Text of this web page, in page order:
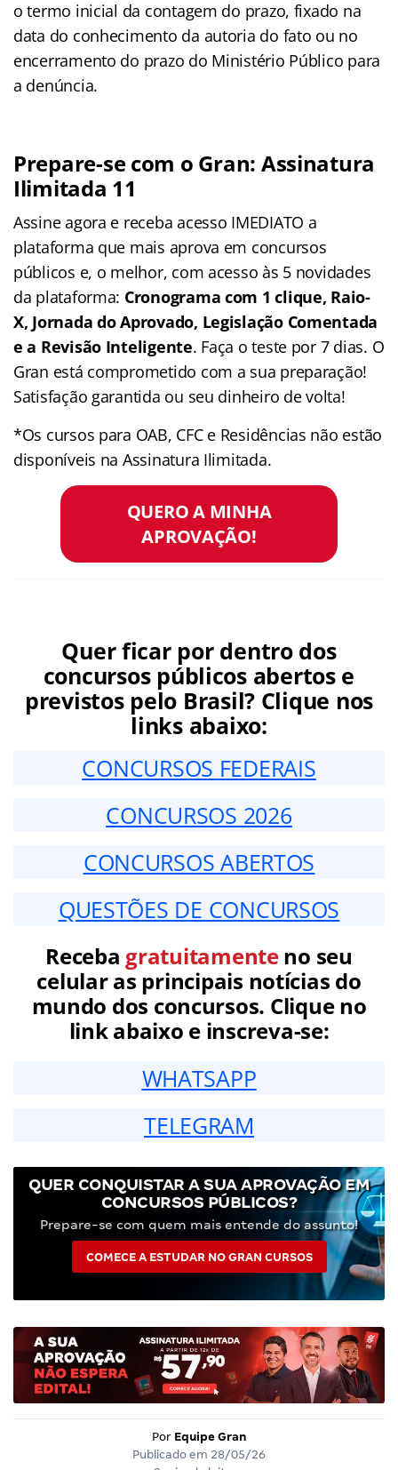
o termo inicial da contagem do prazo, fixado na
data do conhecimento da autoria do fato ou no
encerramento do prazo do Ministério Público para
a denúncia.
Prepare-se com o Gran: Assinatura
Ilimitada 11
Assine agora e receba acesso IMEDIATO a
plataforma que mais aprova em concursos
públicos e, o melhor, com acesso às 5 novidades
da plataforma: Cronograma com 1 clique, Raio-
X, Jornada do Aprovado, Legislação Comentada
e a Revisão Inteligente. Faça o teste por 7 dias. O
Gran está comprometido com a sua preparação!
Satisfação garantida ou seu dinheiro de volta!
*Os cursos para OAB, CFC e Residências não estão
disponíveis na Assinatura Ilimitada.
QUERO A MINHA
APROVAÇÃO!
Quer ficar por dentro dos
concursos públicos abertos e
previstos pelo Brasil? Clique nos
links abaixo:
CONCURSOS FEDERAIS
CONCURSOS 2026
CONCURSOS ABERTOS
QUESTÕES DE CONCURSOS
Receba gratuitamenteno seu
celular as principais notícias do
mundo dos concursos. Clique no
link abaixo e inscreva-se:
WHATSAPP
TELEGRAM
QUER CONQUISTAR A SUA APROVAÇÃO EM
CONCURSOS PÚBLICOS?
Prepare-se com quem mais entende do assunto!
COMECE A ESTUDAR NO GRAN CURSOS
Por Equipe Gran
Publicado em 28/05/26